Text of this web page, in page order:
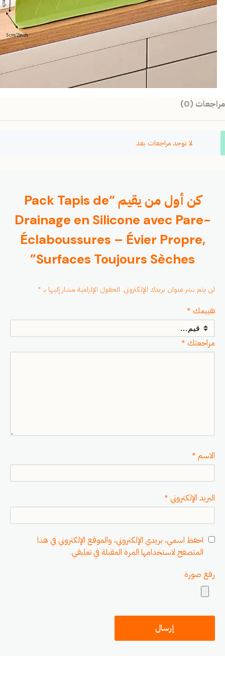
مراجعات (0)
لا توجد مراجعات بعد.
كن أول من يقيم “Pack Tapis de
Drainage en Silicone avec Pare-
Éclaboussures – Évier Propre,
Surfaces Toujours Sèches”
لن يتم نشر عنوان بريدك الإلكتروني. الحقول الإلزامية مشار إليها بـ *
تقييمك *
مراجعتك *
الاسم *
البريد الإلكتروني *
احفظ اسمي، بريدي الإلكتروني، والموقع الإلكتروني في هذا
المتصفح لاستخدامها المرة المقبلة في تعليقي.
رفع صورة